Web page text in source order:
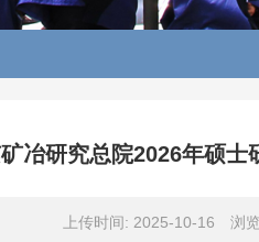
冶研究总院2026年硕士
上传时间: 2025-10-16 浏